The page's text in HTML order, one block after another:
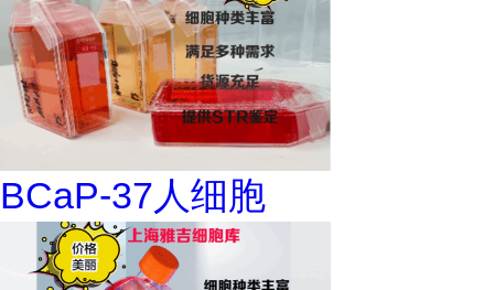
BCaP-37人细胞